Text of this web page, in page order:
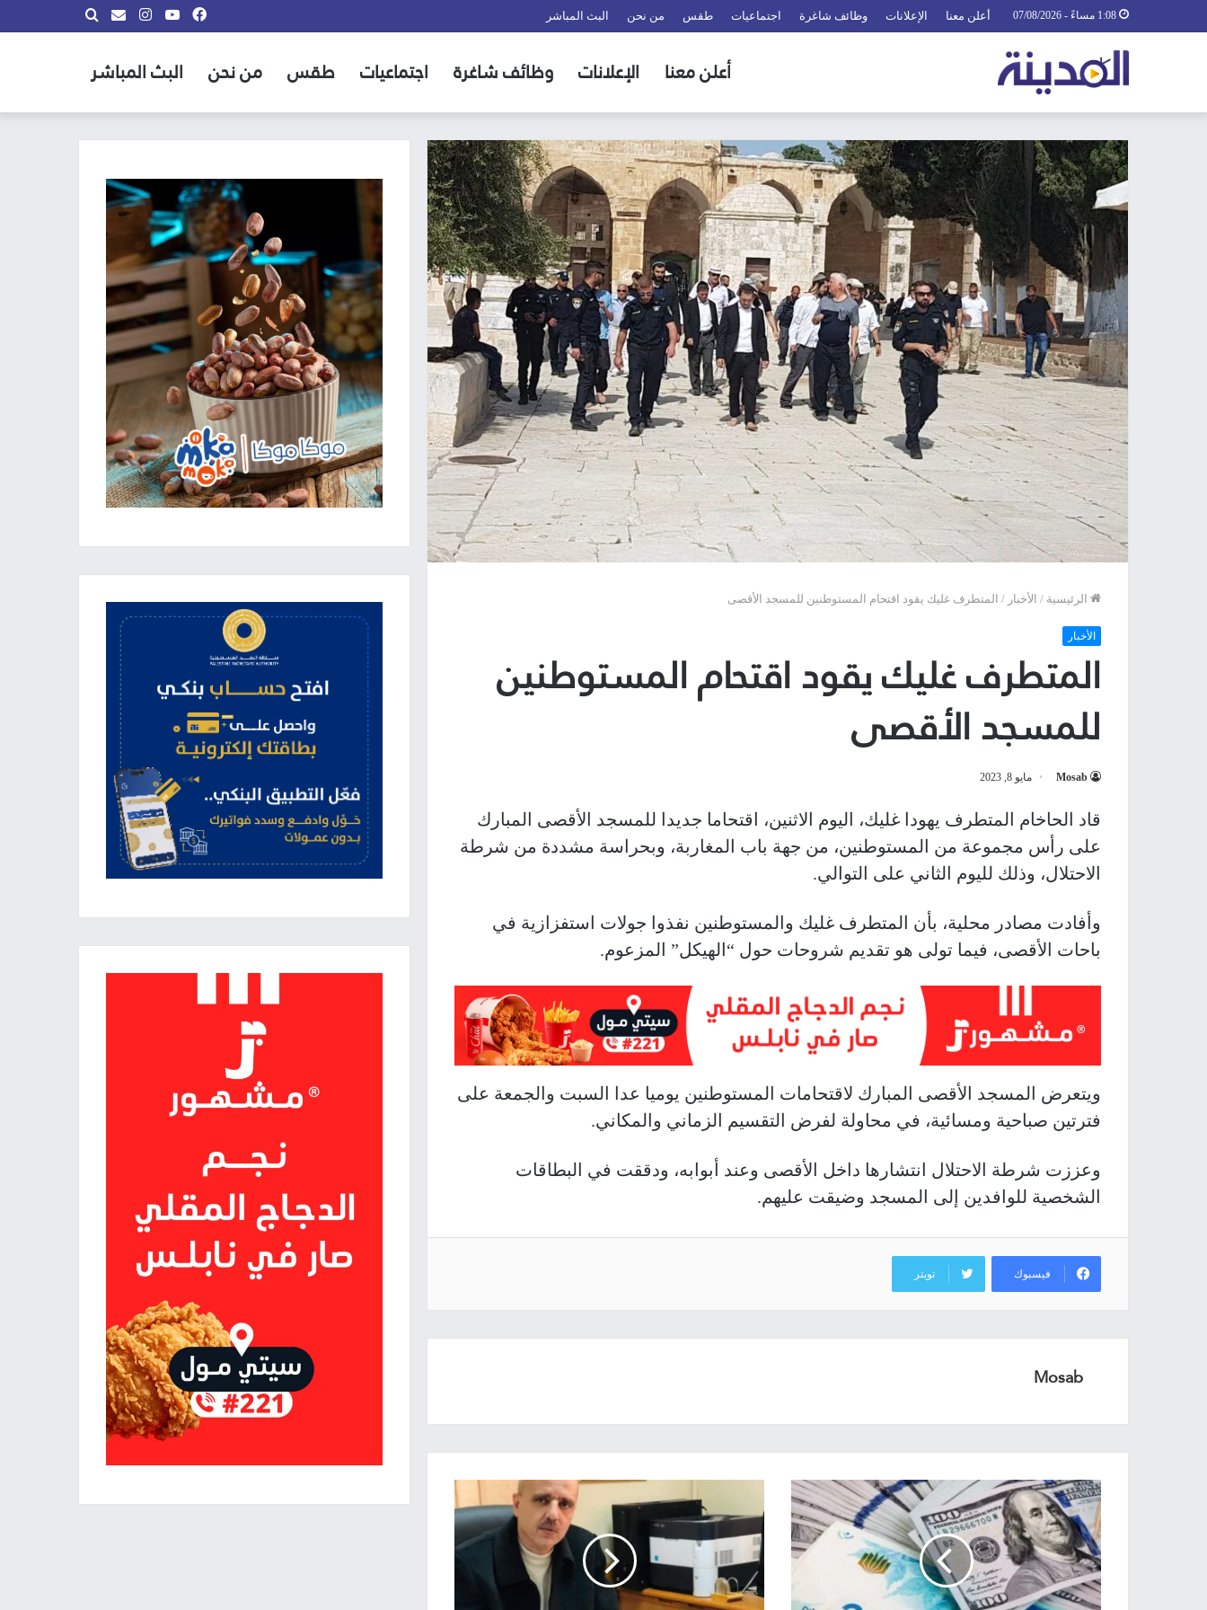
أعلن معنا الإعلانات وظائف شاغرة اجتماعيات طقس من نحن البث المباشر بحث
info@almadina.tvانستقراميوتيوب
فيسبوك
أعلن معنا الإعلانات وظائف شاغرة اجتماعيات طقس من نحن البث المباشر
الرئيسية / الأخبار / المتطرف غليك يقود اقتحام المستوطنين للمسجد الأقصى
الأخبار
المتطرف غليك يقود اقتحام المستوطنين
للمسجد الأقصى
Mosab مايو 8, 2023
قاد الحاخام المتطرف يهودا غليك، اليوم الاثنين، اقتحاما جديدا للمسجد الأقصى المبارك
على رأس مجموعة من المستوطنين، من جهة باب المغاربة، وبحراسة مشددة من شرطة
الاحتلال، وذلك لليوم الثاني على التوالي.
وأفادت مصادر محلية، بأن المتطرف غليك والمستوطنين نفذوا جولات استفزازية في
باحات الأقصى، فيما تولى هو تقديم شروحات حول “الهيكل” المزعوم.
ويتعرض المسجد الأقصى المبارك لاقتحامات المستوطنين يوميا عدا السبت والجمعة على
فترتين صباحية ومسائية، في محاولة لفرض التقسيم الزماني والمكاني.
وعززت شرطة الاحتلال انتشارها داخل الأقصى وعند أبوابه، ودققت في البطاقات
الشخصية للوافدين إلى المسجد وضيقت عليهم.
فيسبوك تويتر
Mosab